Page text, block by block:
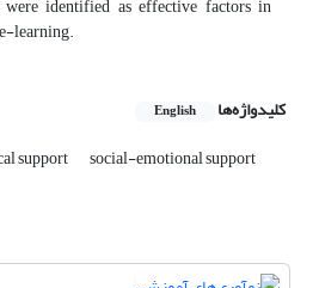
identified as effective factors in
learning.
کلیدواژه‌ها English
support social-emotional support